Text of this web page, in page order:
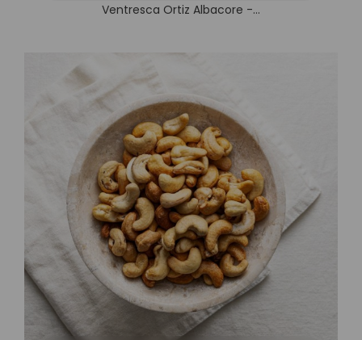
Ventresca Ortiz Albacore -...